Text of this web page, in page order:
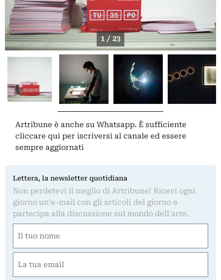
1 / 23
Artribune è anche su Whatsapp. È sufficiente
cliccare qui per iscriversi al canale ed essere
sempre aggiornati
Lettera, la newsletter quotidiana
Non perdetevi il meglio di Artribune! Ricevi ogni
giorno un'e-mail con gli articoli del giorno e
partecipa alla discussione sul mondo dell'arte.
(Required)
First
(Required)